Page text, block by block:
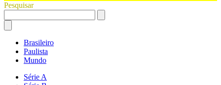
Pesquisar
Brasileiro
Paulista
Mundo
Série A